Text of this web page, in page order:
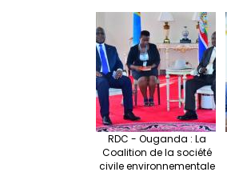
RDC - Ouganda : La
Coalition de la société
civile environnementale